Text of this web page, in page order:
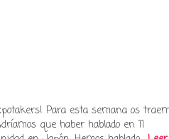
Para esta semana os
que haber hablado en 11